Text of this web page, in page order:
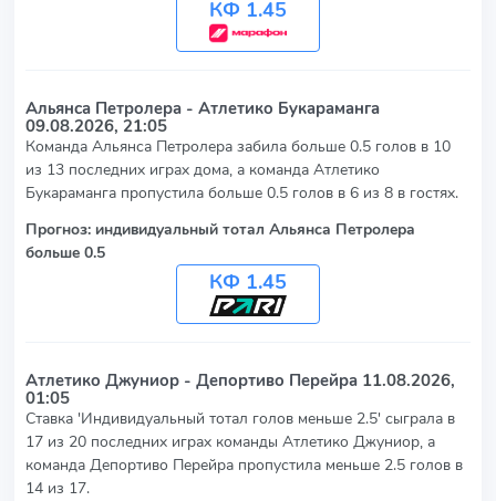
КФ 1.45
Альянса Петролера - Атлетико Букараманга
09.08.2026, 21:05
Команда Альянса Петролера забила больше 0.5 голов в 10
из 13 последних играх дома, а команда Атлетико
Букараманга пропустила больше 0.5 голов в 6 из 8 в гостях.
Прогноз: индивидуальный тотал Альянса Петролера
больше 0.5
КФ 1.45
Атлетико Джуниор - Депортиво Перейра 11.08.2026,
01:05
Ставка 'Индивидуальный тотал голов меньше 2.5' сыграла в
17 из 20 последних играх команды Атлетико Джуниор, а
команда Депортиво Перейра пропустила меньше 2.5 голов в
14 из 17.